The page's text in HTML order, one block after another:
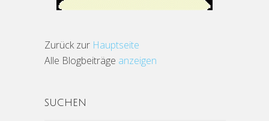
Zurück zur Hauptseite
Alle Blogbeiträge anzeigen
SUCHEN